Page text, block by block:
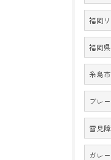
福岡
福岡県
糸島市
ブレ
雪見
ガレ